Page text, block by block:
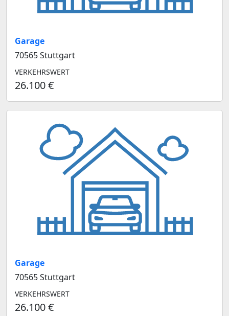
Garage
70565 Stuttgart
VERKEHRSWERT
26.100 €
Garage
70565 Stuttgart
VERKEHRSWERT
26.100 €